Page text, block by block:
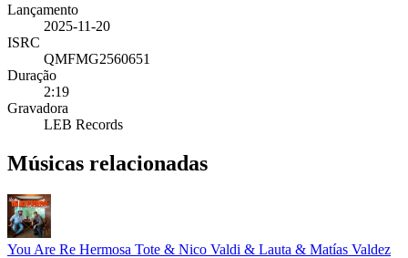
Lançamento
2025-11-20
ISRC
QMFMG2560651
Duração
2:19
Gravadora
LEB Records
Músicas relacionadas
You Are Re Hermosa Tote & Nico Valdi & Lauta & Matías Valdez